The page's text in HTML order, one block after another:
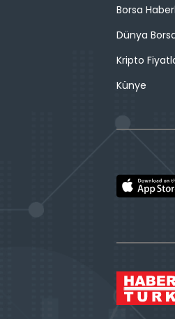
Borsa
Dünya
Kripto
Künye